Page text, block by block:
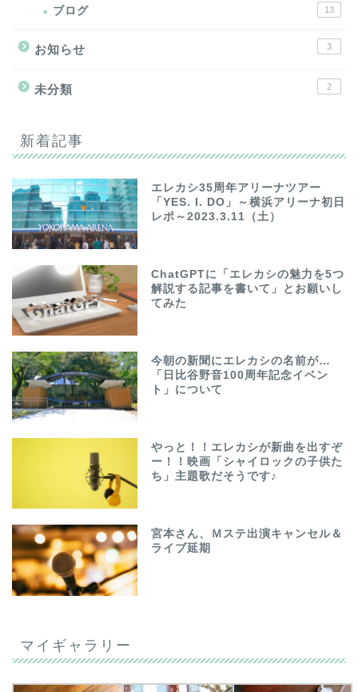
ブログ 13
お知らせ 3
未分類 2
新着記事
エレカシ35周年アリーナツアー
「YES. I. DO」～横浜アリーナ初日
レポ～2023.3.11（土）
ChatGPTに「エレカシの魅力を5つ
解説する記事を書いて」とお願いし
てみた
今朝の新聞にエレカシの名前が…
「日比谷野音100周年記念イベン
ト」について
やっと！！エレカシが新曲を出すぞ
ー！！映画「シャイロックの子供た
ち」主題歌だそうです♪
宮本さん、Ｍステ出演キャンセル＆
ライブ延期
マイギャラリー